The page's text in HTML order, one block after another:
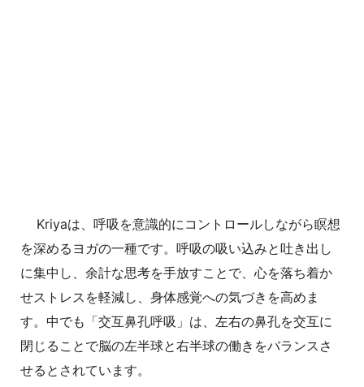
Kriyaは、呼吸を意識的にコントロールしながら瞑想
を深めるヨガの一種です。呼吸の吸い込みと吐き出し
に集中し、余計な思考を手放すことで、心を落ち着か
せストレスを軽減し、身体感覚への気づきを高めま
す。中でも「交互鼻孔呼吸」は、左右の鼻孔を交互に
閉じることで脳の左半球と右半球の働きをバランスさ
せるとされています。